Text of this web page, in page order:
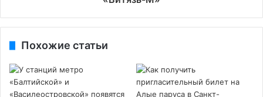
Похожие статьи